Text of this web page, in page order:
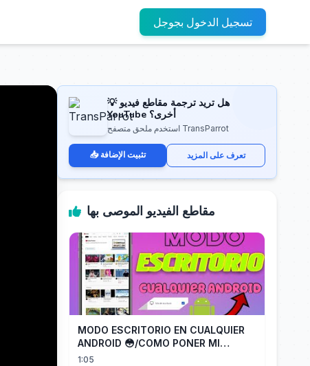
تسجيل الدخول بجوجل
💡 هل تريد ترجمة مقاطع فيديو
YouTube أخرى؟
استخدم ملحق متصفح TransParrot
📥 تثبيت الإضافة تعرف على المزيد
مقاطع الفيديو الموصى بها
MODO ESCRITORIO EN CUALQUIER
ANDROID 😳/COMO PONER MI
TELÉFONO EN MODO ESCRITORIO
1:05